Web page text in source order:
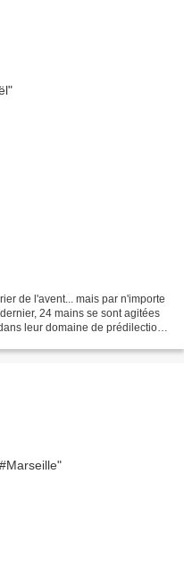
de l'avent... mais par n'importe
24 mains se sont agitées
leur domaine de prédilection :